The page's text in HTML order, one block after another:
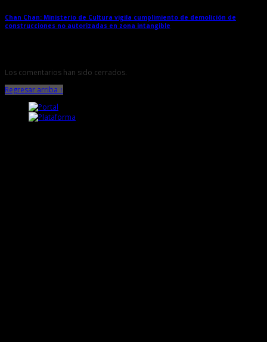
Chan Chan: Ministerio de Cultura vigila cumplimiento de demolición de
construcciones no autorizadas en zona intangible
Los comentarios han sido cerrados.
Regresar arriba ↑